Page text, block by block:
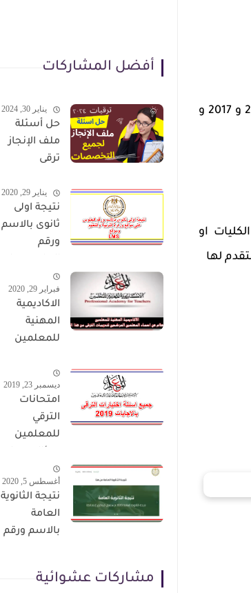
هذا وقد اتاح البنك الاهلى فرض العمل للوظائف المتوفرة لدفعات خريجى 2016 و 2017 و
او
لها
أفضل المشاركات
يناير 30, 2024
حل أسئلة
ملف الإنجاز
ترقى
2024 صالح
لجميع
التخصصات
يناير 29, 2020
نتيجة اولى
ثانوى بالاسم
ورقم
موقع وزارة
التربية
والتعليم
وموقع LMS
فبراير 29, 2020
الاكاديمية
المهنية
للمعلمين
عن اسماء
المعلمين
لتدريبات
ديسمبر 23, 2019
امتحانات
الترقي
للمعلمين
حمل من هنا
أغسطس 5, 2020
نتيجة الثانوية
العامة
بالاسم ورقم
مشاركات عشوائية